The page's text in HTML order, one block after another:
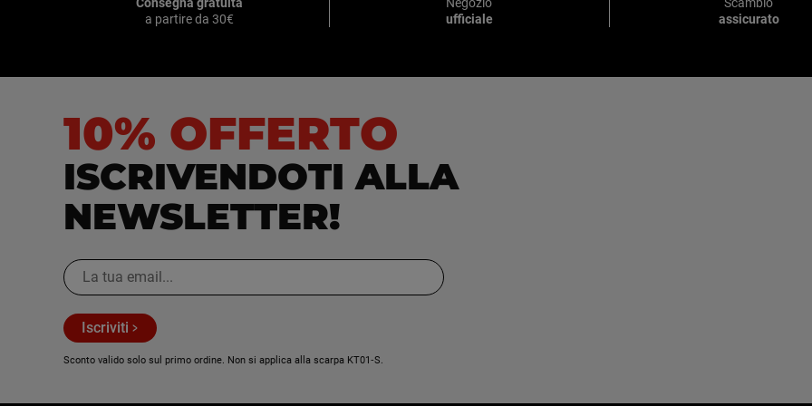
Consegna gratuita
a partire da 30€
Negozio
ufficiale
Scambio
assicurato
10% OFFERTO
ISCRIVENDOTI ALLA
NEWSLETTER!
Iscriviti
Sconto valido solo sul primo ordine. Non si applica alla scarpa KT01‑S.